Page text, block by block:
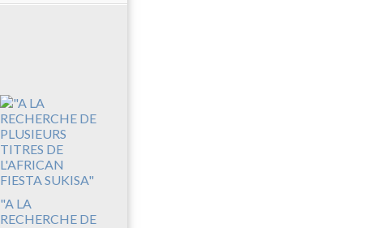
"A LA
RECHERCHE DE